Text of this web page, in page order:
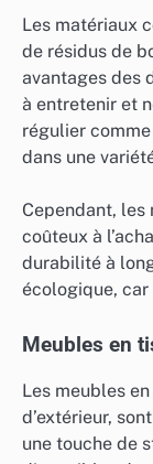
Les matériaux
de résidus de
avantages des
à entretenir et
régulier
dans une
Cependant,
coûteux à
durabilité à
écologique,
Meubles en
Les meubles
d’extérieur,
une touche de